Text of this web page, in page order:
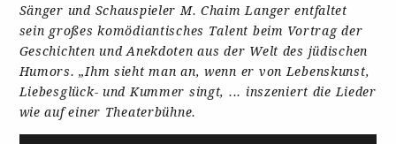
Sänger und Schauspieler M. Chaim Langer entfaltet
sein großes komödiantisches Talent beim Vortrag der
Geschichten und Anekdoten aus der Welt des jüdischen
Humors. „Ihm sieht man an, wenn er von Lebenskunst,
Liebesglück- und Kummer singt, ... inszeniert die Lieder
wie auf einer Theaterbühne.